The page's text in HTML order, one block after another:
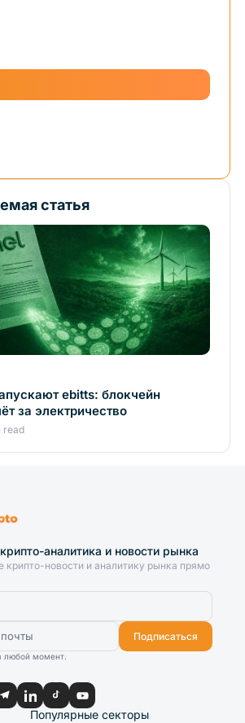
статья
ebitts: блокчейн
за электричество
read
аналитика и новости рынка
крипто-новости и аналитику рынка прямо
Подписаться
любой момент.
Популярные секторы